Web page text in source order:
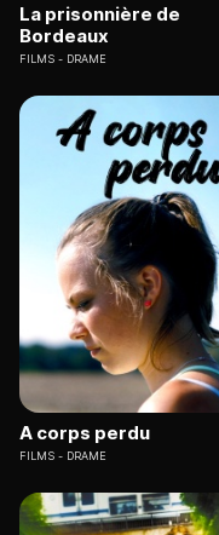
La prisonnière de
Bordeaux
FILMS DRAME
A corps perdu
FILMS DRAME